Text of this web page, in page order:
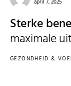
april 7, 2025
Sterke
maximale
GEZONDHEID &